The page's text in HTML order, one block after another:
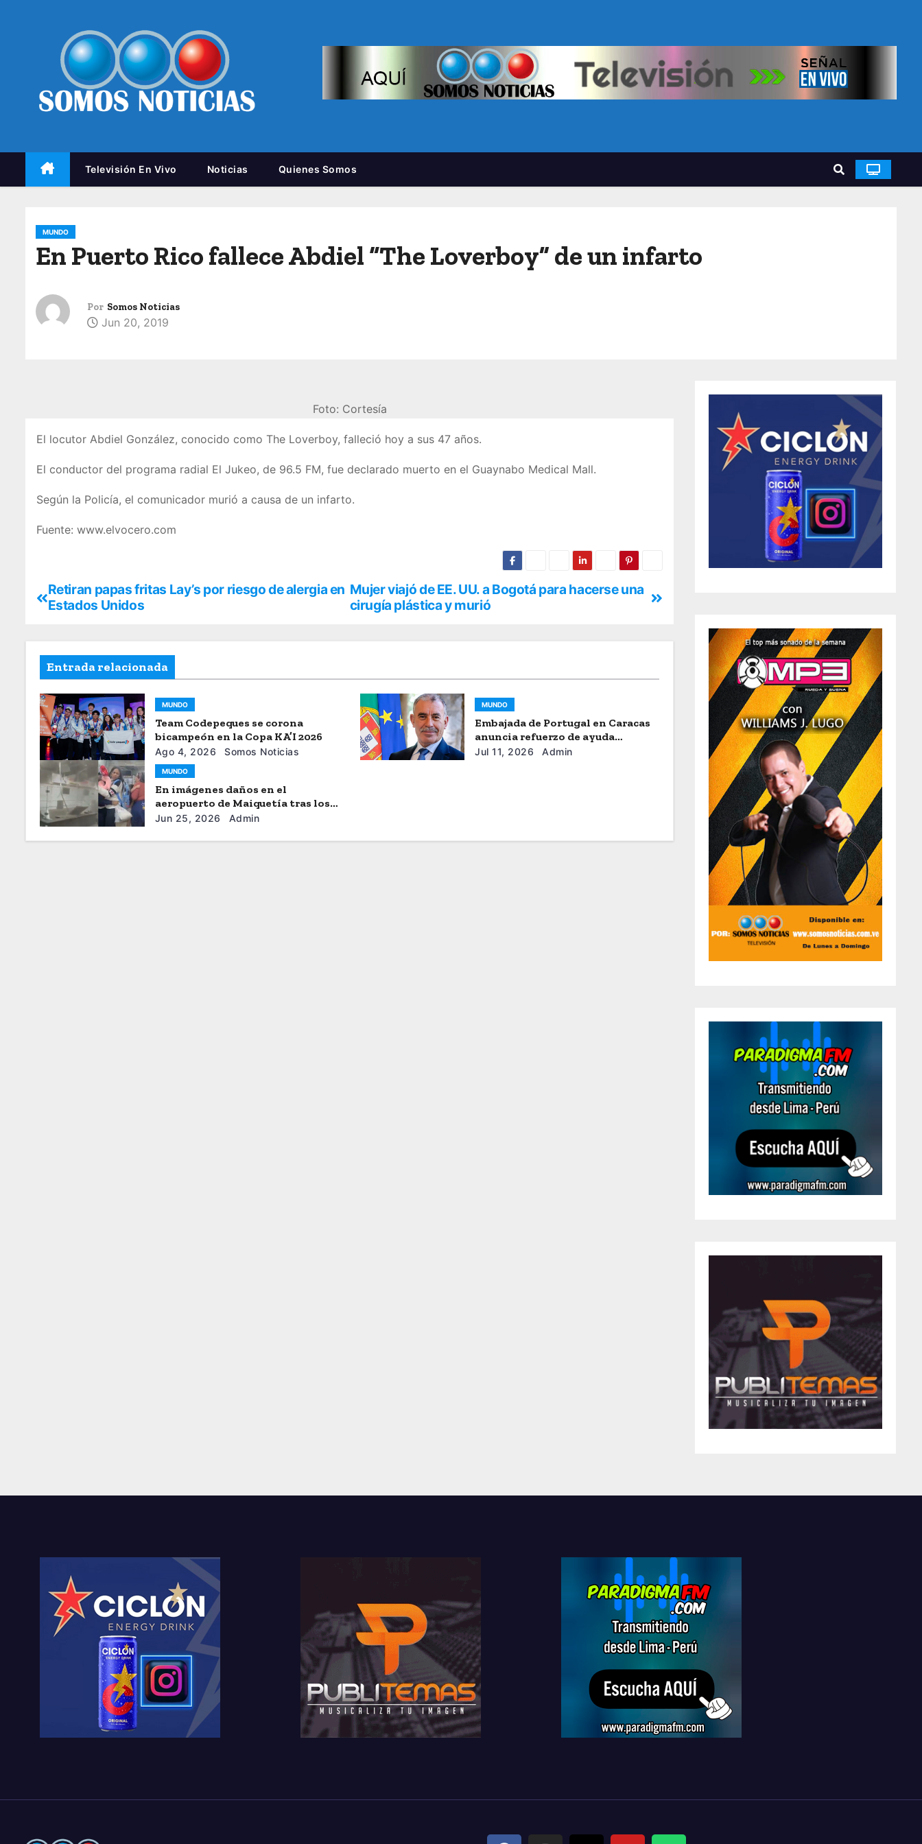
Televisión En Vivo Noticias Quienes Somos
MUNDO
En Puerto Rico fallece Abdiel “The Loverboy” de un infarto
Por Somos Noticias
Jun 20, 2019
Foto: Cortesía
El locutor Abdiel González, conocido como The Loverboy, falleció hoy a sus 47 años.
El conductor del programa radial El Jukeo, de 96.5 FM, fue declarado muerto en el Guaynabo Medical Mall.
Según la Policía, el comunicador murió a causa de un infarto.
Fuente: www.elvocero.com
Mujer viajó de EE. UU. a Bogotá para hacerse una
cirugía plástica y murió
Retiran papas fritas Lay’s por riesgo de alergia en
Estados Unidos
Entrada relacionada
MUNDO
Team Codepeques se corona
bicampeón en la Copa KA’I 2026
Ago 4, 2026 Somos Noticias
MUNDO
Embajada de Portugal en Caracas
anuncia refuerzo de ayuda
humanitaria
Jul 11, 2026 Admin
MUNDO
En imágenes daños en el
aeropuerto de Maiquetía tras los
sismos
Jun 25, 2026 Admin